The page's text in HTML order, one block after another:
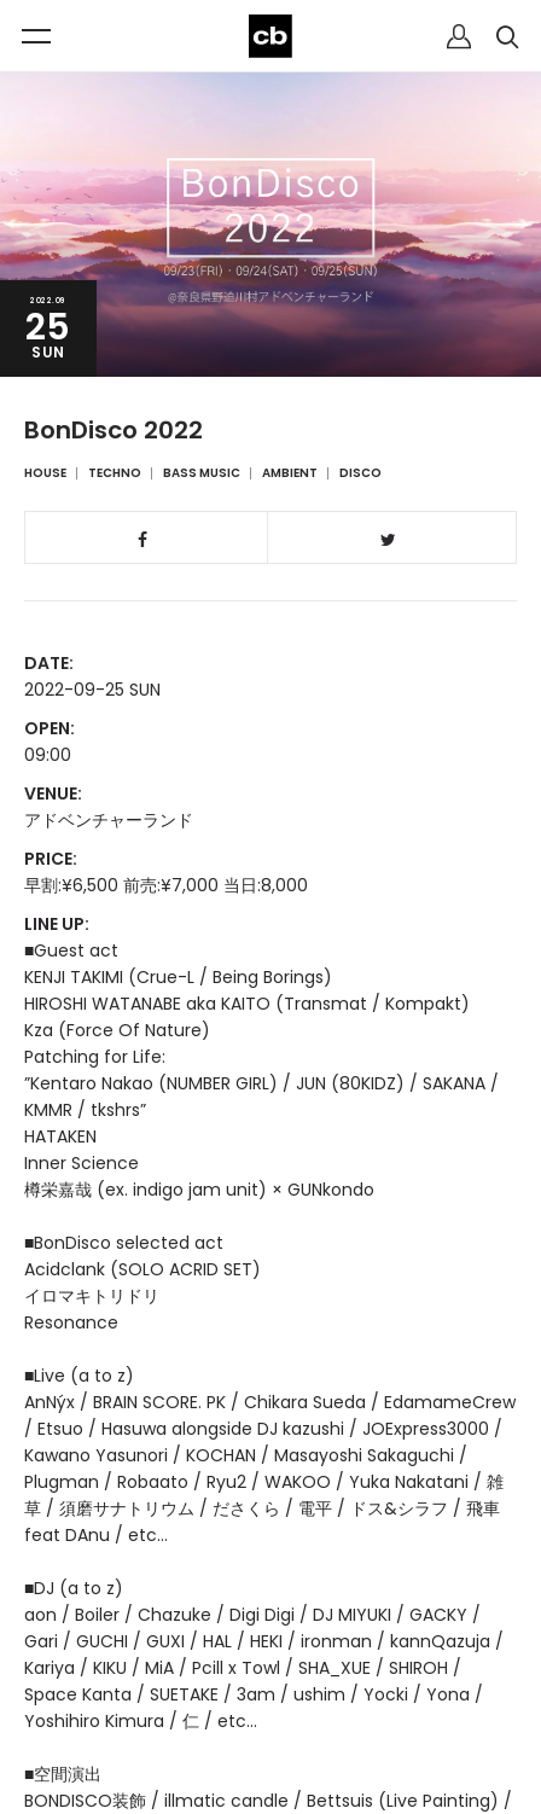
2022.09
25
SUN
BonDisco 2022
HOUSE TECHNO BASS MUSIC AMBIENT DISCO
DATE:
2022-09-25 SUN
OPEN:
09:00
VENUE:
アドベンチャーランド
PRICE:
早割:¥6,500 前売:¥7,000 当日:8,000
LINE UP:
■Guest act
KENJI TAKIMI (Crue-L / Being Borings)
HIROSHI WATANABE aka KAITO (Transmat / Kompakt)
Kza (Force Of Nature)
Patching for Life:
”Kentaro Nakao (NUMBER GIRL) / JUN (80KIDZ) / SAKANA /
KMMR / tkshrs”
HATAKEN
Inner Science
樽栄嘉哉 (ex. indigo jam unit) × GUNkondo
■BonDisco selected act
Acidclank (SOLO ACRID SET)
イロマキトリドリ
Resonance
■Live (a to z)
AnNýx / BRAIN SCORE. PK / Chikara Sueda / EdamameCrew
/ Etsuo / Hasuwa alongside DJ kazushi / JOExpress3000 /
Kawano Yasunori / KOCHAN / Masayoshi Sakaguchi /
Plugman / Robaato / Ryu2 / WAKOO / Yuka Nakatani / 雑
草 / 須磨サナトリウム / ださくら / 電平 / ドス&シラフ / 飛車
feat DAnu / etc...
■DJ (a to z)
aon / Boiler / Chazuke / Digi Digi / DJ MIYUKI / GACKY /
Gari / GUCHI / GUXI / HAL / HEKI / ironman / kannQazuja /
Kariya / KIKU / MiA / Pcill x Towl / SHA_XUE / SHIROH /
Space Kanta / SUETAKE / 3am / ushim / Yocki / Yona /
Yoshihiro Kimura / 仁 / etc...
■空間演出
BONDISCO装飾 / illmatic candle / Bettsuis (Live Painting) /